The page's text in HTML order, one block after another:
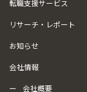
転職支援サービス
リサーチ・レポート
お知らせ
会社情報
会社概要